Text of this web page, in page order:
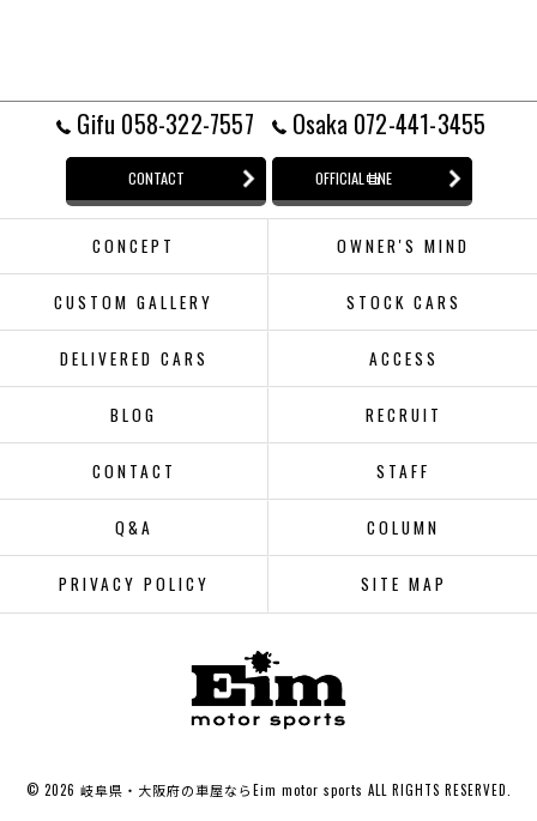
Gifu 058-322-7557 Osaka 072-441-3455
CONTACT OFFICIAL LINE
CONCEPT OWNER'S MIND
CUSTOM GALLERY STOCK CARS
DELIVERED CARS ACCESS
BLOG RECRUIT
CONTACT STAFF
Q&A COLUMN
PRIVACY POLICY SITE MAP
© 2026 岐阜県・大阪府の車屋ならEim motor sports ALL RIGHTS RESERVED.